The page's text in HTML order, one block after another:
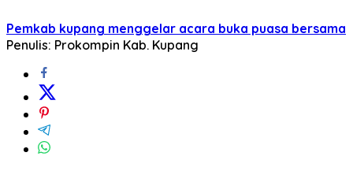
Pemkab kupang menggelar acara buka puasa bersama
Penulis: Prokompin Kab. Kupang